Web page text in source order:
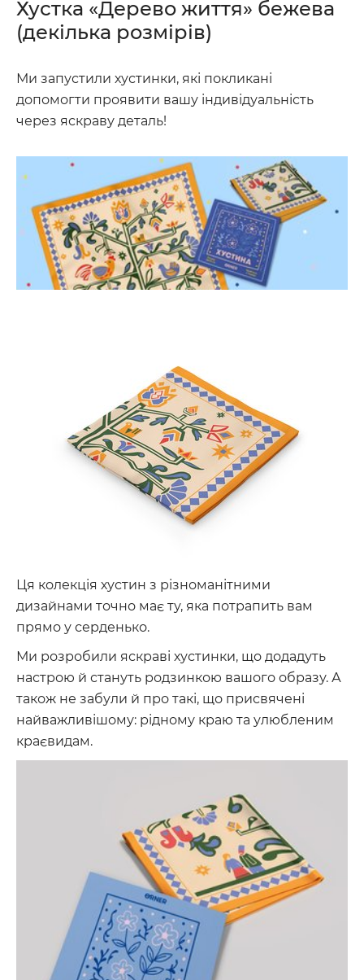
Хустка «Дерево життя» бежева
(декілька розмірів)
Ми запустили хустинки, які покликані
допомогти проявити вашу індивідуальність
через яскраву деталь!
Ця колекція хустин з різноманітними
дизайнами точно має ту, яка потрапить вам
прямо у серденько.
Ми розробили яскраві хустинки, що додадуть
настрою й стануть родзинкою вашого образу. А
також не забули й про такі, що присвячені
найважливішому: рідному краю та улюбленим
краєвидам.